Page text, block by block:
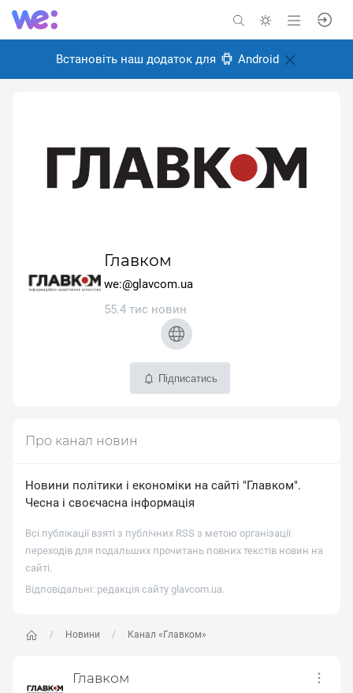
Встановіть наш додаток для Android
Главком
we:@glavcom.ua
55.4 тис новин
Підписатись
Новини Канал «Главком»
Главком
Про канал новин
Новини політики і економіки на сайті "Главком".
Чесна і своєчасна інформація
Всі публікації взяті з публічних RSS з метою організації
переходів для подальших прочитань повних текстів новин на
сайті.
Відповідальні: редакція сайту glavcom.ua.